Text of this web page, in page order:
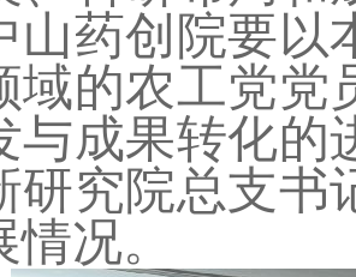
山药创院要以
域的农工党党
与成果转化的
研究院总支书
情况。